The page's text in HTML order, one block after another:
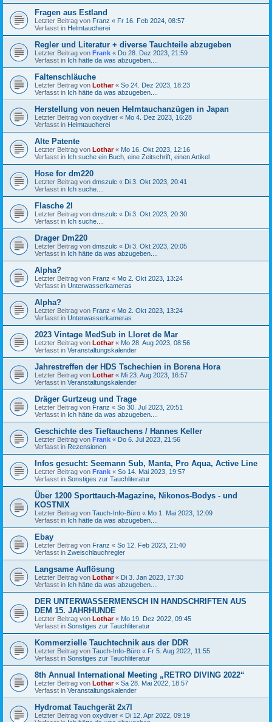
Fragen aus Estland
Letzter Beitrag von Franz « Fr 16. Feb 2024, 08:57
Verfasst in Helmtaucherei
Regler und Literatur + diverse Tauchteile abzugeben
Letzter Beitrag von Frank « Do 28. Dez 2023, 21:59
Verfasst in Ich hätte da was abzugeben....
Faltenschläuche
Letzter Beitrag von Lothar« So 24. Dez 2023, 18:23
Verfasst in Ich hätte da was abzugeben....
Herstellung von neuen Helmtauchanzügen in Japan
Letzter Beitrag von oxydiver « Mo 4. Dez 2023, 16:28
Verfasst in Helmtaucherei
Alte Patente
Letzter Beitrag von Lothar« Mo 16. Okt 2023, 12:16
Verfasst in Ich suche ein Buch, eine Zeitschrift, einen Artikel
Hose for dm220
Letzter Beitrag von dmszulc « Di 3. Okt 2023, 20:41
Verfasst in Ich suche....
Flasche 2l
Letzter Beitrag von dmszulc « Di 3. Okt 2023, 20:30
Verfasst in Ich suche....
Drager Dm220
Letzter Beitrag von dmszulc « Di 3. Okt 2023, 20:05
Verfasst in Ich hätte da was abzugeben....
Alpha?
Letzter Beitrag von Franz « Mo 2. Okt 2023, 13:24
Verfasst in Unterwasserkameras
Alpha?
Letzter Beitrag von Franz « Mo 2. Okt 2023, 13:24
Verfasst in Unterwasserkameras
2023 Vintage MedSub in Lloret de Mar
Letzter Beitrag von Lothar« Mo 28. Aug 2023, 08:56
Verfasst in Veranstaltungskalender
Jahrestreffen der HDS Tschechien in Borena Hora
Letzter Beitrag von Lothar« Mi 23. Aug 2023, 16:57
Verfasst in Veranstaltungskalender
Dräger Gurtzeug und Trage
Letzter Beitrag von Franz « So 30. Jul 2023, 20:51
Verfasst in Ich hätte da was abzugeben....
Geschichte des Tieftauchens / Hannes Keller
Letzter Beitrag von Frank « Do 6. Jul 2023, 21:56
Verfasst in Rezensionen
Infos gesucht: Seemann Sub, Manta, Pro Aqua, Active Line
Letzter Beitrag von Frank « So 14. Mai 2023, 19:57
Verfasst in Sonstiges zur Tauchliteratur
Über 1200 Sporttauch-Magazine, Nikonos-Bodys - und
KOSTNIX
Letzter Beitrag von Tauch-Info-Büro « Mo 1. Mai 2023, 12:09
Verfasst in Ich hätte da was abzugeben....
Ebay
Letzter Beitrag von Franz « So 12. Feb 2023, 21:40
Verfasst in Zweischlauchregler
Langsame Auflösung
Letzter Beitrag von Lothar« Di 3. Jan 2023, 17:30
Verfasst in Ich hätte da was abzugeben....
DER UNTERWASSERMENSCH IN HANDSCHRIFTEN AUS
DEM 15. JAHRHUNDE
Letzter Beitrag von Lothar« Mo 19. Dez 2022, 09:45
Verfasst in Sonstiges zur Tauchliteratur
Kommerzielle Tauchtechnik aus der DDR
Letzter Beitrag von Tauch-Info-Büro « Fr 5. Aug 2022, 11:55
Verfasst in Sonstiges zur Tauchliteratur
8th Annual International Meeting „RETRO DIVING 2022“
Letzter Beitrag von Lothar« Sa 28. Mai 2022, 18:57
Verfasst in Veranstaltungskalender
Hydromat Tauchgerät 2x7l
Letzter Beitrag von oxydiver « Di 12. Apr 2022, 09:19